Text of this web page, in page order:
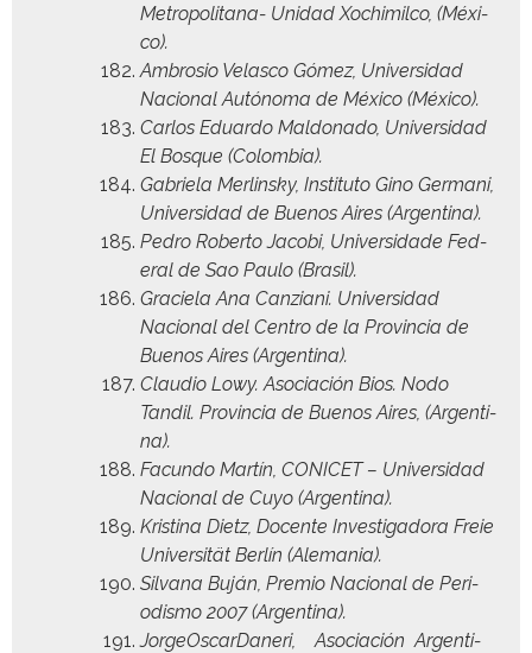
Met­ro­pol­i­tana- Unidad Xochim­il­co, (Méx­i­
co).
Ambro­sio Velas­co Gómez, Uni­ver­si­dad
Nacional Autóno­ma de Méx­i­co (Méx­i­co).
Car­los Eduar­do Mal­don­a­do, Uni­ver­si­dad
El Bosque (Colom­bia).
Gabriela Mer­lin­sky, Insti­tu­to Gino Ger­mani,
Uni­ver­si­dad de Buenos Aires (Argenti­na).
Pedro Rober­to Jaco­bi, Uni­ver­si­dade Fed­
er­al de Sao Paulo (Brasil).
Gra­ciela Ana Canziani. Uni­ver­si­dad
Nacional del Cen­tro de la Provin­cia de
Buenos Aires (Argenti­na).
Clau­dio Lowy. Aso­ciación Bios. Nodo
Tandil. Provin­cia de Buenos Aires, (Argenti­
na).
Facun­do Martín, CONICET – Uni­ver­si­dad
Nacional de Cuyo (Argenti­na).
Kristi­na Dietz, Docente Inves­ti­gado­ra Freie
Uni­ver­sität Berlín (Ale­ma­nia).
Sil­vana Buján, Pre­mio Nacional de Peri­
odis­mo 2007 (Argenti­na).
Jor­geOscar­Daneri, Aso­ciación Argenti­